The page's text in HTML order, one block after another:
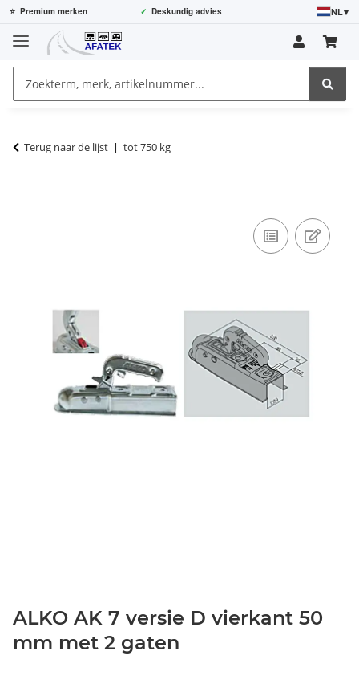
⭐ Premium merken ✓ Deskundig advies NL▾
Terug naar de lijst tot 750 kg
ALKO AK 7 versie D vierkant 50
mm met 2 gaten